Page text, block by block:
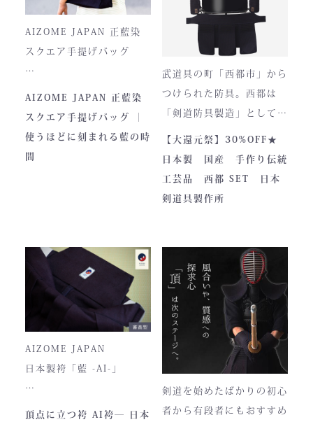
一式は、まさに現代剣道具
の完成形と呼ぶにふさわし
い逸品です。余計な装飾を
一切排し、機能美だけを追
求した姿。そこに宿るの
は、全日本武道具が誇
る“実用美”と魂の職人技で
す。
風合いが増し、唯一無二の
存在へと変化。
さらに、熊本の熟練職人に
AIZOME JAPAN 正藍染
スクエア手提げバッグ
とってもお洒落な和柄の手
提げバッグです。
内側には2つのポケットが
ついております。
ハンドルの高さ：22cm
■仕様
ファスナー部分にはYKK製
を使用しております。
入荷時期やロットにより、
ファスナーのデザイン・仕
様が一部異なる場合がござ
AIZOME JAPAN 正藍染
スクエア手提げバッグ ｜
使うほどに刻まれる藍の時
間
武道具の町「西都市」から
つけられた防具。西都は
「剣道防具製造」として町
のPRやふるさと納税のた
めに作られました。しかし
全国の販売店様の強い意向
で卸販売を開始すると瞬く
トが町のPRとふるさと納
税ということもあり、高品
質低価格をできるだけ再現
しております。特に籠手は
使いやすいと評判です。
【大還元祭】30%OFF★
日本製 国産 手作り伝統
工芸品 西都 SET 日本
剣道具製作所
AIZOME JAPAN
日本製袴「藍 -AI-」
頂点に立つ袴 AI袴― 日本
剣道を始めたばかりの初心
者から有段者にもおすすめ